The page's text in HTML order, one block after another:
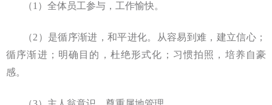
（1）全体员工参与，工作愉快。
（2）是循序渐进，和平进化。从容易到难，建立信心；
循序渐进；明确目的，杜绝形式化；习惯拍照，培养自豪
感。